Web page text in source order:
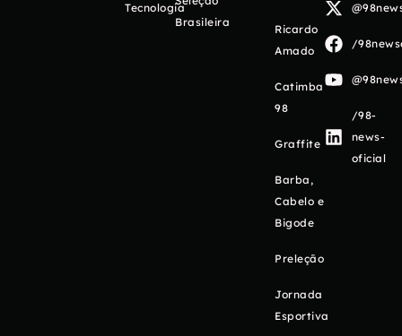
Tecnologia
Brasileira
Ricardo
Amado
Catimba
98
Graffite
Barba,
Cabelo e
Bigode
Preleção
Jornada
Esportiva
/
/98-
news-
oficial